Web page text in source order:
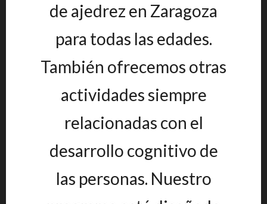
de ajedrez en Zaragoza
para todas las edades.
También ofrecemos otras
actividades siempre
relacionadas con el
desarrollo cognitivo de
las personas. Nuestro